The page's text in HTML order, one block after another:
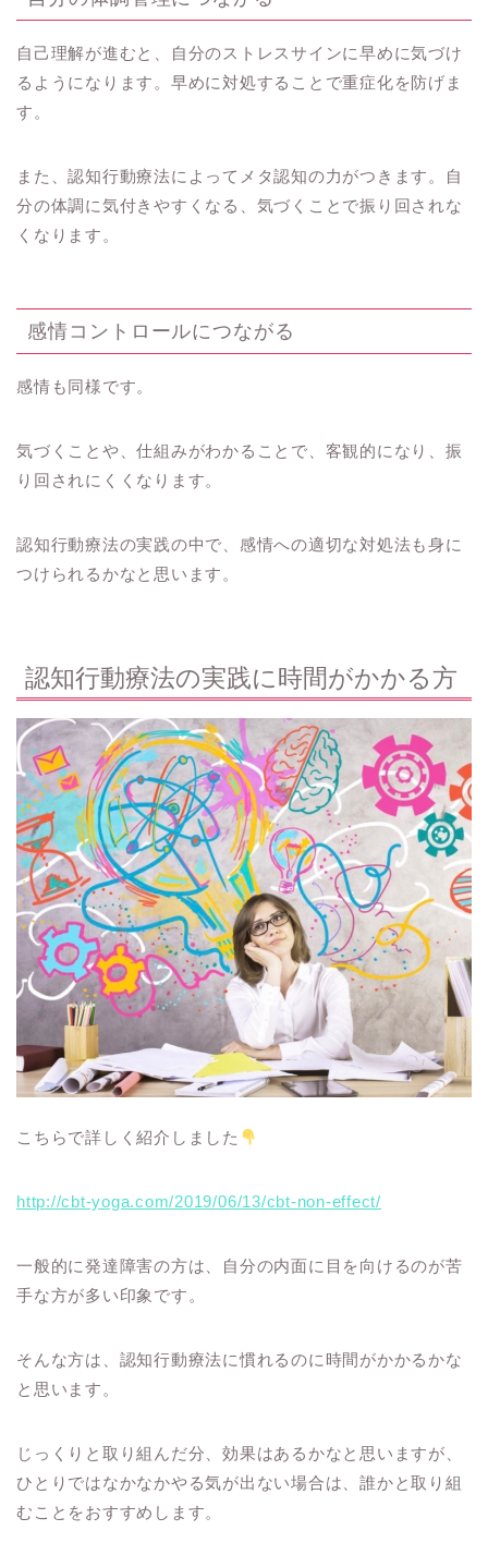
自己理解が進むと、自分のストレスサインに早めに気づけ
るようになります。早めに対処することで重症化を防げま
す。
また、認知行動療法によってメタ認知の力がつきます。自
分の体調に気付きやすくなる、気づくことで振り回されな
くなります。
感情コントロールにつながる
感情も同様です。
気づくことや、仕組みがわかることで、客観的になり、振
り回されにくくなります。
認知行動療法の実践の中で、感情への適切な対処法も身に
つけられるかなと思います。
認知行動療法の実践に時間がかかる方
こちらで詳しく紹介しました
http://cbt-yoga.com/2019/06/13/cbt-non-effect/
一般的に発達障害の方は、自分の内面に目を向けるのが苦
手な方が多い印象です。
そんな方は、認知行動療法に慣れるのに時間がかかるかな
と思います。
じっくりと取り組んだ分、効果はあるかなと思いますが、
ひとりではなかなかやる気が出ない場合は、誰かと取り組
むことをおすすめします。